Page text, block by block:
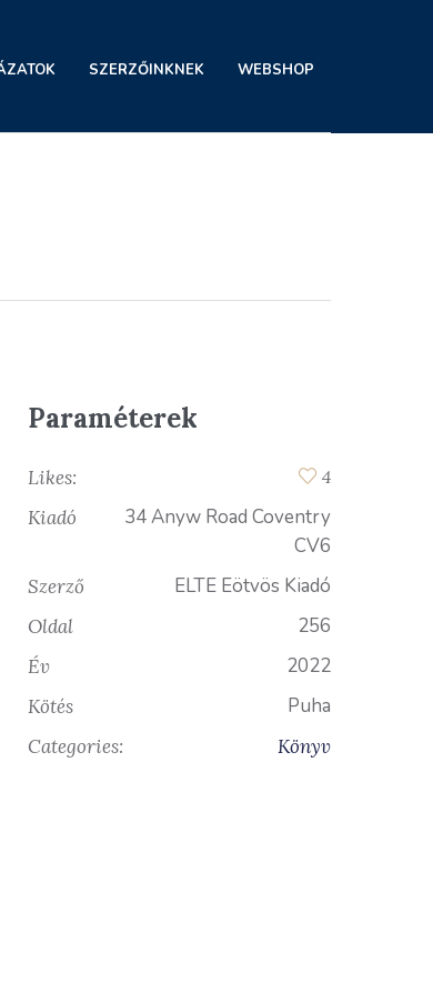
SZERZŐINKNEK WEBSHOP
Paraméterek
Likes: 4
Kiadó
34 Anyw Road Coventry
CV6
Szerző ELTE Eötvös Kiadó
Oldal 256
Év 2022
Kötés Puha
Categories: Könyv